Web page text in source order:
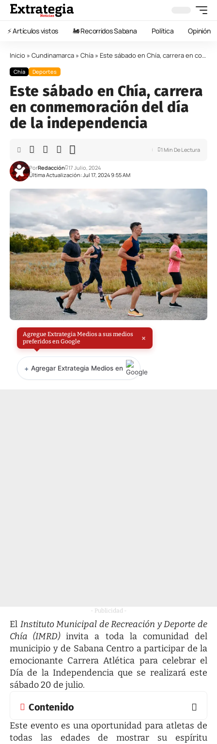
⚡️ Artículos vistos 🚂 Recorridos Sabana Política Opinión
Inicio » Cundinamarca » Chía » Este sábado en Chía, carrera en conmemoración del día de la independencia
Chía Deportes
Este sábado en Chía, carrera
en conmemoración del día
de la independencia
Última Actualización: Jul 17, 2024 9:55 AM
PorRedacción 17 Julio, 2024
1 Min De Lectura
Agregue Extrategia Medios a sus medios
preferidos en Google
×
+ Agregar Extrategia Medios en
- Publicidad -
El Instituto Municipal de Recreación y Deporte de
Chía (IMRD)invita a toda la comunidad del
municipio y de Sabana Centro a participar de la
emocionante Carrera Atlética para celebrar el
Día de la Independencia que se realizará este
sábado 20 de julio.
Contenido
Este evento es una oportunidad para atletas de
todas las edades de mostrar su espíritu